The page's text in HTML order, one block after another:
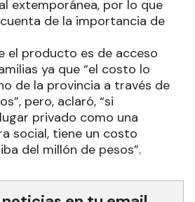
extemporánea, por lo que
de la importancia de
el producto es de acceso
ya que “el costo lo
de la provincia a través de
pero, aclaró, “si
privado como una
social, tiene un costo
del millón de pesos”.